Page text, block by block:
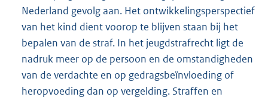
Nederland gevolg aan. Het ontwikkelingsperspectief
van het kind dient voorop te blijven staan bij het
bepalen van de straf. In het jeugdstrafrecht ligt de
nadruk meer op de persoon en de omstandigheden
van de verdachte en op gedragsbeïnvloeding of
heropvoeding dan op vergelding. Straffen en